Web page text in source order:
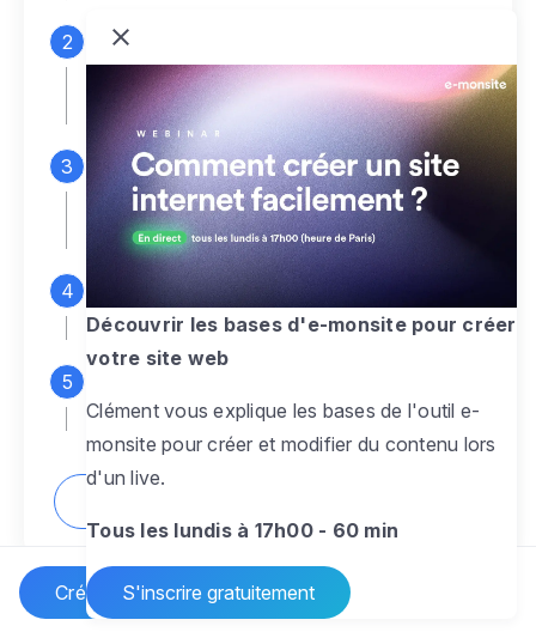
Créer un site Internet
Connectez-vous
monsite gratuit pour accéder à votre
espace d'administration
Personnalisez entièrement le
designpour créer un site web sur-mesure,
à votre image
Ajoutez des pagessans limite pour
présenter votre activité, votre passion
pour rendre votre site dynamique
Découvrir les bases d'e-monsite pour créer
votre site web
Clément vous explique les bases de l'outil e-
monsite pour créer et modifier du contenu lors
d'un live.
Tous les lundis à 17h00 - 60 min
S'inscrire gratuitement